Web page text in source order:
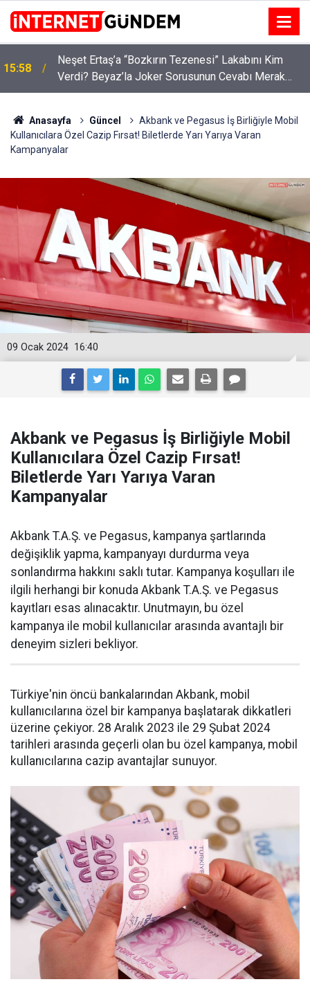
15:58
Neşet Ertaş’a “Bozkırın Tezenesi” Lakabını Kim
Verdi? Beyaz’la Joker Sorusunun Cevabı Merak
Edildi
Anasayfa Güncel
Akbank ve Pegasus İş Birliğiyle Mobil
Kullanıcılara Özel Cazip Fırsat! Biletlerde Yarı Yarıya Varan
Kampanyalar
16:40
09 Ocak 2024
Akbank ve Pegasus İş Birliğiyle Mobil
Kullanıcılara Özel Cazip Fırsat!
Biletlerde Yarı Yarıya Varan
Kampanyalar
Akbank T.A.Ş. ve Pegasus, kampanya şartlarında
değişiklik yapma, kampanyayı durdurma veya
sonlandırma hakkını saklı tutar. Kampanya koşulları ile
ilgili herhangi bir konuda Akbank T.A.Ş. ve Pegasus
kayıtları esas alınacaktır. Unutmayın, bu özel
kampanya ile mobil kullanıcılar arasında avantajlı bir
deneyim sizleri bekliyor.
Türkiye'nin öncü bankalarından Akbank, mobil
kullanıcılarına özel bir kampanya başlatarak dikkatleri
üzerine çekiyor. 28 Aralık 2023 ile 29 Şubat 2024
tarihleri arasında geçerli olan bu özel kampanya, mobil
kullanıcılarına cazip avantajlar sunuyor.